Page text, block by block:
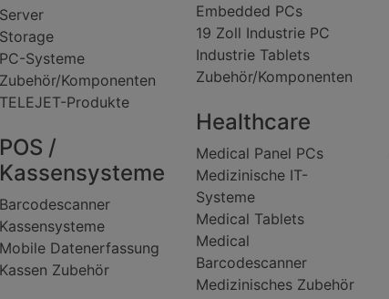
Server
Storage
PC-Systeme
Zubehör/Komponenten
TELEJET-Produkte
POS /
Kassensysteme
Barcodescanner
Kassensysteme
Mobile Datenerfassung
Kassen Zubehör
Embedded PCs
19 Zoll Industrie PC
Industrie Tablets
Zubehör/Komponenten
Healthcare
Medical Panel PCs
Medizinische IT-
Systeme
Medical Tablets
Medical
Barcodescanner
Medizinisches Zubehör